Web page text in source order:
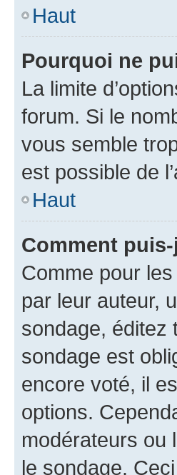
Haut
Pourquoi ne
La limite
forum. Si le
vous semble
est possible de
Haut
Comment
Comme pour
par leur auteur,
sondage, éditez
sondage est
encore voté, il
options.
modérateurs ou
le sondage.